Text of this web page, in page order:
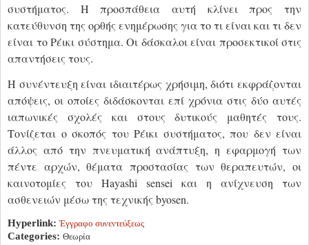
συστήματος. Η προσπάθεια αυτή κλίνει προς την
κατεύθυνση της ορθής ενημέρωσης για το τι είναι και τι δεν
είναι το Ρέικι σύστημα. Οι δάσκαλοι είναι προσεκτικοί στις
απαντήσεις τους.
Η συνέντευξη είναι ιδιαιτέρως χρήσιμη, διότι εκφράζονται
απόψεις, οι οποίες διδάσκονται επί χρόνια στις δύο αυτές
ιαπωνικές σχολές και στους δυτικούς μαθητές τους.
Τονίζεται ο σκοπός του Ρέικι συστήματος, που δεν είναι
άλλος από την πνευματική ανάπτυξη, η εφαρμογή των
πέντε αρχών, θέματα προστασίας των θεραπευτών, οι
καινοτομίες του Hayashi sensei και η ανίχνευση των
ασθενειών μέσω της τεχνικής byosen.
Hyperlink:Έγγραφο συνεντεύξεως
Categories: Θεωρία